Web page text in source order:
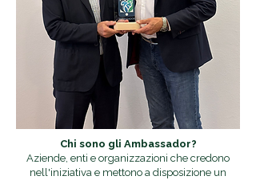
Chi sono gli Ambassador?
Aziende, enti e organizzazioni che credono
nell'iniziativa e mettono a disposizione un